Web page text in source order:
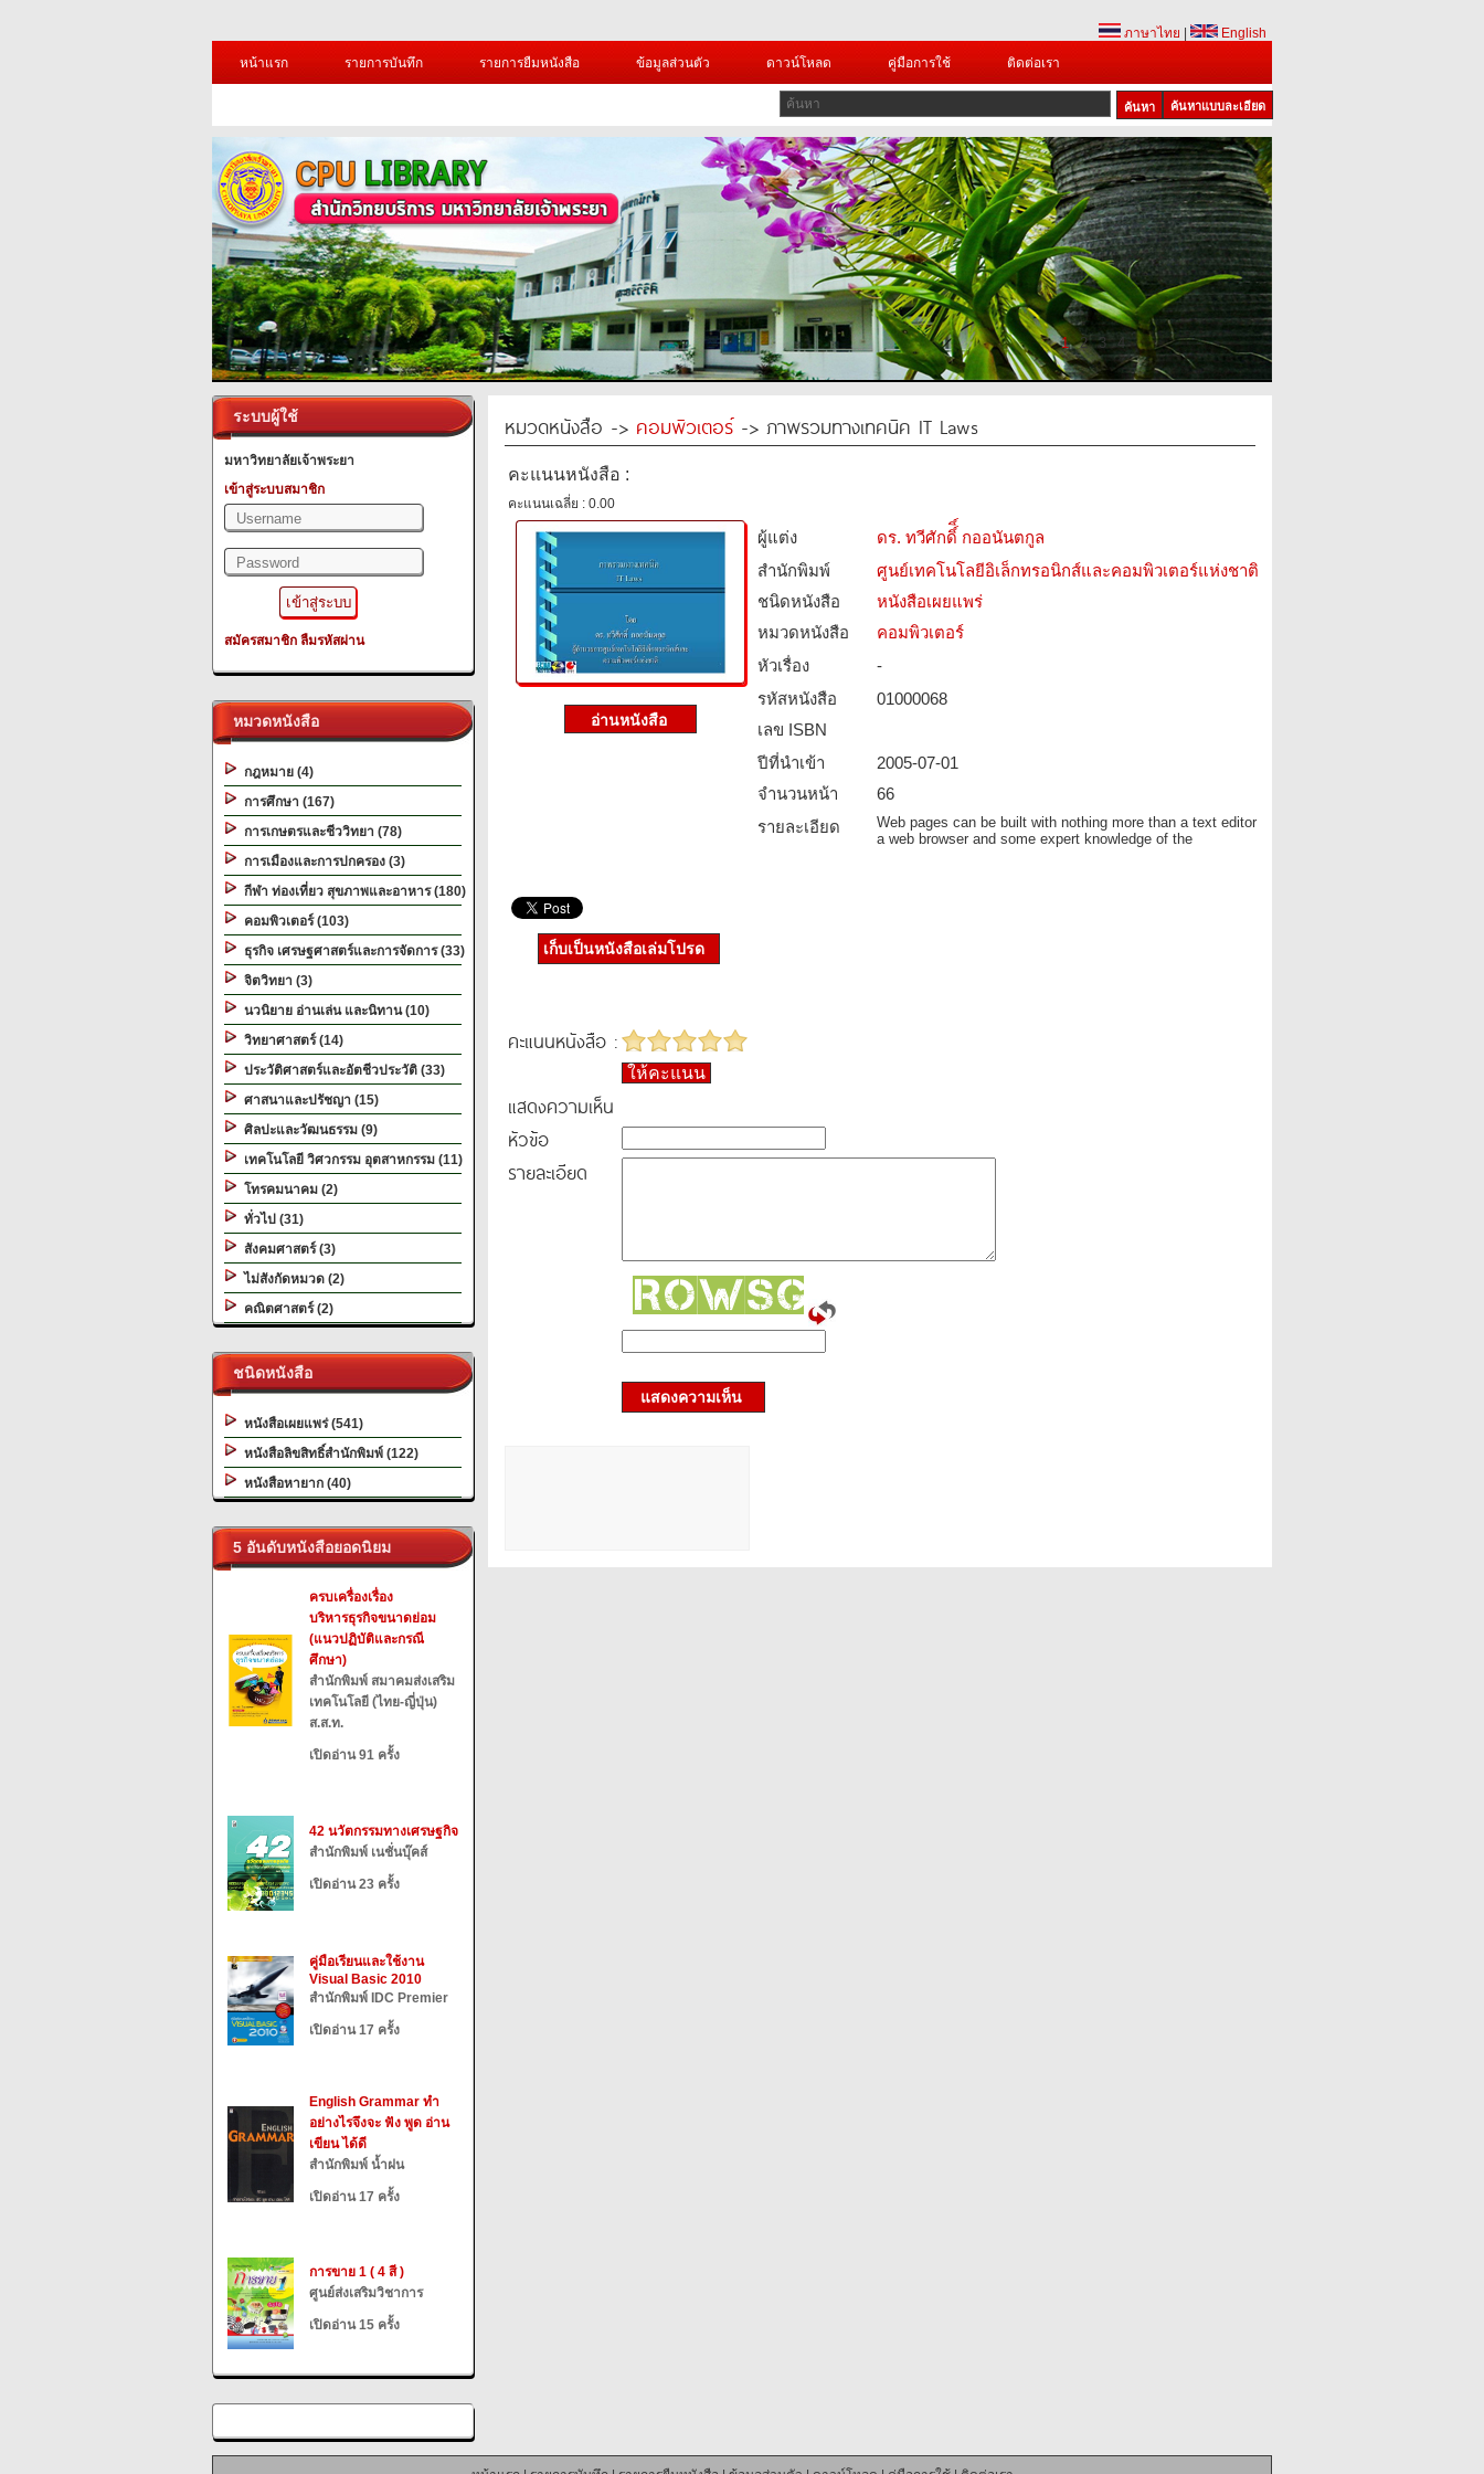
ภาษาไทย
English
หน้าแรก
รายการบันทึก รายการยืมหนังสือ ข้อมูลส่วนตัว ดาวน์โหลด คู่มือการใช้ ติดต่อเรา
ค้นหาแบบละเอียด
1 2 3 4
ระบบผู้ใช้
มหาวิทยาลัยเจ้าพระยา
เข้าสู่ระบบสมาชิก
สมัครสมาชิก ลืมรหัสผ่าน
หมวดหนังสือ
กฎหมาย (4)
การศึกษา (167)
การเกษตรและชีววิทยา (78)
การเมืองและการปกครอง (3)
กีฬา ท่องเที่ยว สุขภาพและอาหาร (180)
คอมพิวเตอร์ (103)
ธุรกิจ เศรษฐศาสตร์และการจัดการ (33)
จิตวิทยา (3)
นวนิยาย อ่านเล่น และนิทาน (10)
วิทยาศาสตร์ (14)
ประวัติศาสตร์และอัตชีวประวัติ (33)
ศาสนาและปรัชญา (15)
ศิลปะและวัฒนธรรม (9)
เทคโนโลยี วิศวกรรม อุตสาหกรรม (11)
โทรคมนาคม (2)
ทั่วไป (31)
สังคมศาสตร์ (3)
ไม่สังกัดหมวด (2)
คณิตศาสตร์ (2)
ชนิดหนังสือ
หนังสือเผยแพร่ (541)
หนังสือลิขสิทธิ์สำนักพิมพ์ (122)
หนังสือหายาก (40)
5 อันดับหนังสือยอดนิยม
ครบเครื่องเรื่อง
บริหารธุรกิจขนาดย่อม
(แนวปฏิบัติและกรณี
ศึกษา)
สำนักพิมพ์ สมาคมส่งเสริม
เทคโนโลยี (ไทย-ญี่ปุ่น)
ส.ส.ท.
เปิดอ่าน 91 ครั้ง
42 นวัตกรรมทางเศรษฐกิจ
สำนักพิมพ์ เนชั่นบุ๊คส์
เปิดอ่าน 23 ครั้ง
คู่มือเรียนและใช้งาน
Visual Basic 2010
สำนักพิมพ์ IDC Premier
เปิดอ่าน 17 ครั้ง
English Grammar ทำ
อย่างไรจึงจะ ฟัง พูด อ่าน
เขียน ได้ดี
สำนักพิมพ์ น้ำฝน
เปิดอ่าน 17 ครั้ง
การขาย 1 ( 4 สี )
ศูนย์ส่งเสริมวิชาการ
เปิดอ่าน 15 ครั้ง
หมวดหนังสือ -> คอมพิวเตอร์-> ภาพรวมทางเทคนิค IT Laws
คะแนนหนังสือ :
คะแนนเฉลี่ย : 0.00
ผู้แต่ง
ดร. ทวีศักดิ์ิ์ กออนันตกูล
สำนักพิมพ์
ศูนย์เทคโนโลยีอิเล็กทรอนิกส์และคอมพิวเตอร์แห่งชาติ
ชนิดหนังสือ­
หนังสือเผยแพร่
หมวดหนังสือ­
คอมพิวเตอร์
หัวเรื่อง
-
รหัสหนังสือ­
01000068
เลข ISBN
ปีที่นำเข้า
2005-07-01
จำนวนหน้า
66
รายละเอียด
Web pages can be built with nothing more than a text editor
a web browser and some expert knowledge of the
เก็บเป็นหนังสือเล่มโปรด
คะแนนหนังสือ :
ให้คะแนน
แสดงความเห็น
หัวข้อ
รายละเอียด
แสดงความเห็น